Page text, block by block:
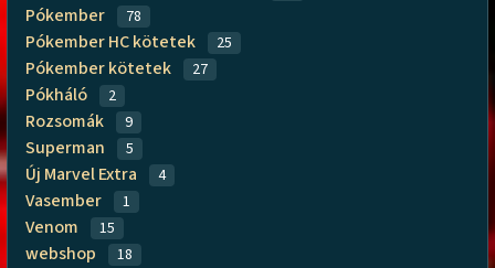
Pókember 78
Pókember HC kötetek 25
Pókember kötetek 27
Pókháló 2
Rozsomák 9
Superman 5
Új Marvel Extra 4
Vasember 1
Venom 15
webshop 18